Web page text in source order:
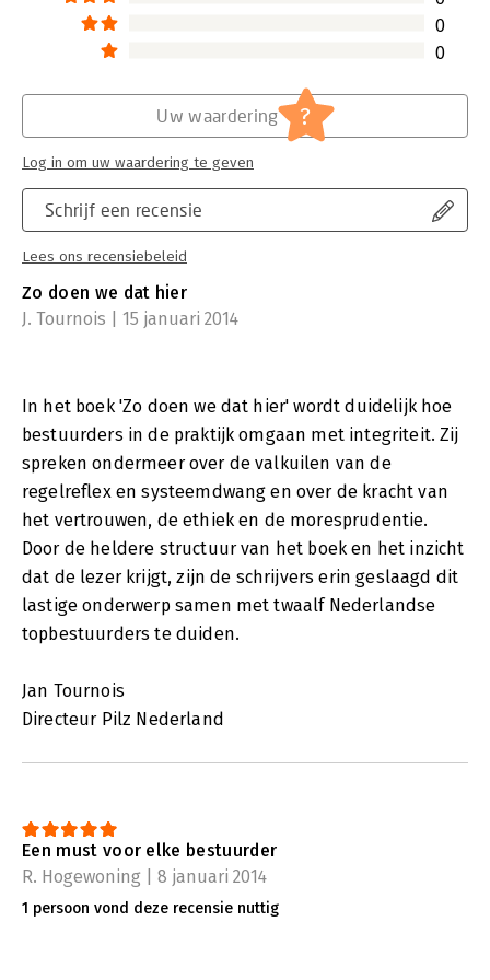
we dat hier’ van Niels-Ingvar Boer en
Albert Jan Stam te bestellen.
Lees verder
0
0
Schrijf een recensie
Lees ons recensiebeleid
Uw waardering ?
Log in om uw waardering te geven
Zo doen we dat hier
J. Tournois | 15 januari 2014
In het boek 'Zo doen we dat hier' wordt duidelijk hoe
bestuurders in de praktijk omgaan met integriteit. Zij
spreken ondermeer over de valkuilen van de
regelreflex en systeemdwang en over de kracht van
het vertrouwen, de ethiek en de moresprudentie.
Door de heldere structuur van het boek en het inzicht
dat de lezer krijgt, zijn de schrijvers erin geslaagd dit
lastige onderwerp samen met twaalf Nederlandse
topbestuurders te duiden.
Jan Tournois
Directeur Pilz Nederland
Een must voor elke bestuurder
R. Hogewoning | 8 januari 2014
1 persoon vond deze recensie nuttig